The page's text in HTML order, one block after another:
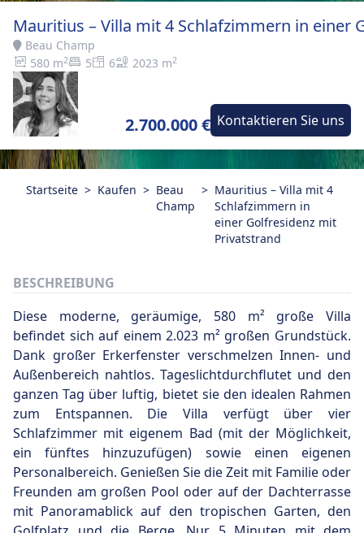
Mauritius – Villa mit 4 Schlafzimmern in einer
Beau Champ
580 m2 5 6 2023 m2
2.700.000 € Kontaktieren Sie uns
Startseite > Kaufen > Beau
Champ
> Mauritius – Villa mit 4
Schlafzimmern in
einer Golfresidenz mit
Privatstrand
BESCHREIBUNG
Diese moderne, geräumige, 580 m² große Villa
befindet sich auf einem 2.023 m² großen Grundstück.
Dank großer Erkerfenster verschmelzen Innen- und
Außenbereich nahtlos. Tageslichtdurchflutet und den
ganzen Tag über luftig, bietet sie den idealen Rahmen
zum Entspannen. Die Villa verfügt über vier
Schlafzimmer mit eigenem Bad (mit der Möglichkeit,
ein fünftes hinzuzufügen) sowie einen eigenen
Personalbereich. Genießen Sie die Zeit mit Familie oder
Freunden am großen Pool oder auf der Dachterrasse
mit Panoramablick auf den tropischen Garten, den